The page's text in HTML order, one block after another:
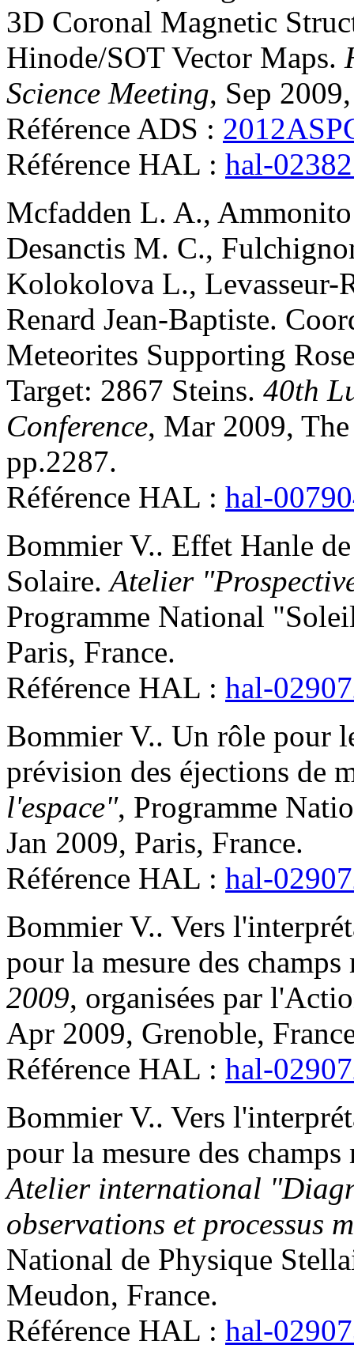
3D Coronal Magnetic
Hinode/SOT Vector Maps.
Science Meeting, Sep
Référence ADS :
Référence HAL : hal-
Mcfadden L. A., Ammonito
Desanctis M. C.,
Kolokolova L., Levasseur-
Renard Jean-Baptiste.
Meteorites Supporting
Target: 2867 Steins. 40th
Conference, Mar 2009,
pp.2287.
Référence HAL : hal-
Bommier V.. Effet Hanle
Solaire.Atelier
Programme National
Paris, France.
Référence HAL : hal-
Bommier V.. Un rôle pour
prévision des éjections de
l'espace", Programme
Jan 2009, Paris, France.
Référence HAL : hal-
Bommier V.. Vers
pour la mesure des champs
2009, organisées par
Apr 2009, Grenoble,
Référence HAL : hal-
Bommier V.. Vers
pour la mesure des
Atelier international
observations et processus
National de Physique
Meudon, France.
Référence HAL : hal-